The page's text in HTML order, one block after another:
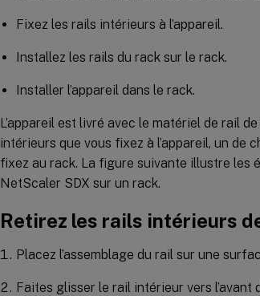
Fixez les rails intérieurs à l’appareil.
Installez les rails du rack sur le rack.
Installer l’appareil dans le rack.
L’appareil est livré avec le matériel de rail
intérieurs que vous fixez à l’appareil, un de
fixez au rack. La figure suivante illustre les
NetScaler SDX sur un rack.
Retirez les rails intérieurs
Placez l’assemblage du rail sur une
Faites glisser le rail intérieur vers l’avant